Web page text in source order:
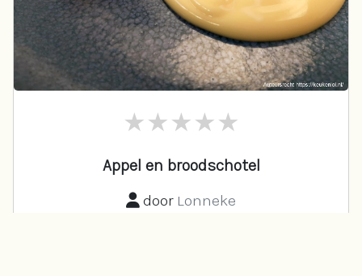
Appel en broodschotel
door Lonneke